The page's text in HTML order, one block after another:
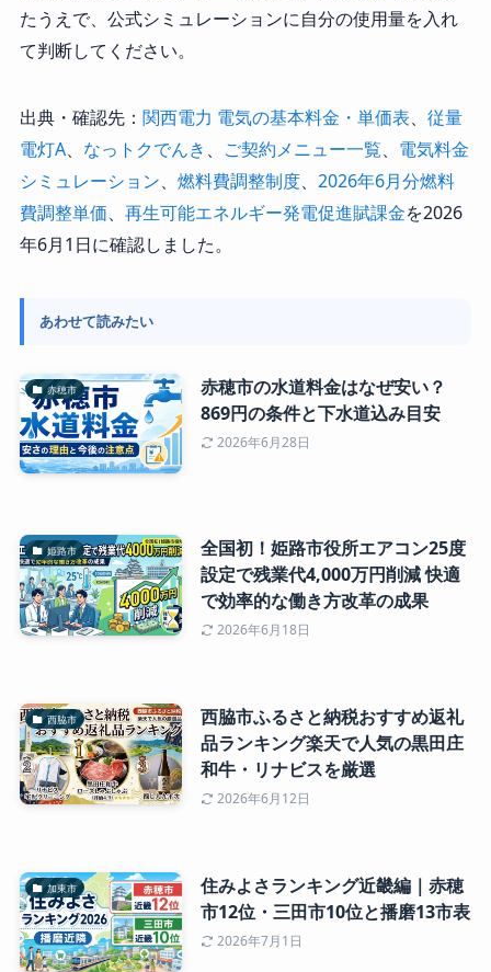
たうえで、公式シミュレーションに自分の使用量を入れ
て判断してください。
出典・確認先： 関西電力 電気の基本料金・単価表、 従量
電灯A、 なっトクでんき 、 ご契約メニュー一覧、 電気料金
シミュレーション、 燃料費調整制度、 2026年6月分燃料
費調整単価、 再生可能エネルギー発電促進賦課金を2026
年6月1日に確認しました。
あわせて読みたい
赤穂市
赤穂市の水道料金はなぜ安い？
869円の条件と下水道込み目安
2026年6月28日
姫路市
全国初！姫路市役所エアコン25度
設定で残業代4,000万円削減 快適
で効率的な働き方改革の成果
2026年6月18日
西脇市
西脇市ふるさと納税おすすめ返礼
品ランキング楽天で人気の黒田庄
和牛・リナビスを厳選
2026年6月12日
加東市
住みよさランキング近畿編｜赤穂
市12位・三田市10位と播磨13市表
2026年7月1日